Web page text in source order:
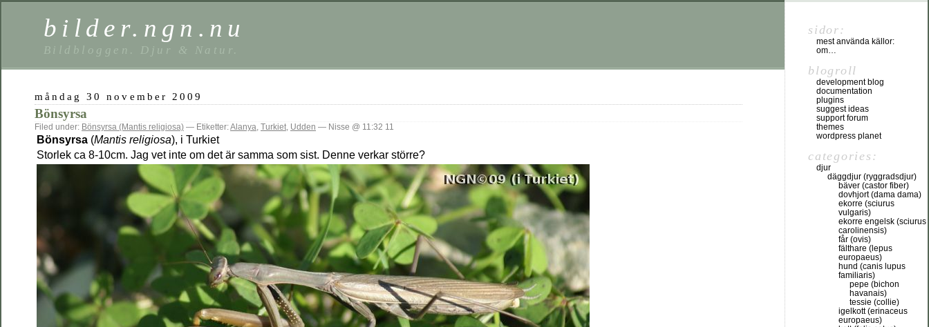
bilder.ngn.nu
Bildbloggen. Djur & Natur.
måndag 30 november 2009
Bönsyrsa
Filed under: Bönsyrsa (Mantis religiosa) — Etiketter:Alanya, Turkiet, Udden — Nisse @ 11:32 11
Bönsyrsa (Mantis religiosa), i Turkiet
Storlek ca 8-10cm. Jag vet inte om det är samma som sist. Denne verkar större?
sidor:
mest använda källor:
om…
blogroll
development blog
documentation
plugins
suggest ideas
support forum
themes
wordpress planet
categories:
djur
däggdjur (ryggradsdjur)
bäver (castor fiber)
dovhjort (dama dama)
ekorre (sciurus
vulgaris)
ekorre engelsk (sciurus
carolinensis)
får (ovis)
fälthare (lepus
europaeus)
hund (canis lupus
familiaris)
pepe (bichon
havanais)
tessie (collie)
igelkott (erinaceus
europaeus)